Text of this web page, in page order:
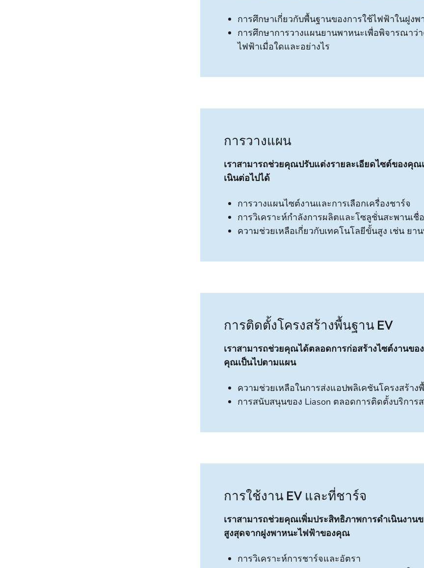
การศึกษาเกี่ยวกับพื้นฐานของการใช้ไฟฟ้าในฝูง
การศึกษาการวางแผนยานพาหนะเพื่อพิจารณาว่
ไฟฟ้าเมื่อใดและอย่างไร
การวางแผน
เราสามารถช่วยคุณปรับแต่งรายละเอียดไซต์ของคุ
เนินต่อไปได้
การวางแผนไซต์งานและการเลือกเครื่องชาร์จ
การวิเคราะห์กําลังการผลิตและโซลูชั่นสะพานเชื่
ความช่วยเหลือเกี่ยวกับเทคโนโลยีขั้นสูง เช่น ยา
การติดตั้งโครงสร้างพื้นฐาน EV
เราสามารถช่วยคุณได้ตลอดการก่อสร้างไซต์งานขอ
คุณเป็นไปตามแผน
ความช่วยเหลือในการส่งแอปพลิเคชันโครงสร้า
การสนับสนุนของ Liason ตลอดการติดตั้งบริกา
การใช้งาน EV และที่ชาร์จ
เราสามารถช่วยคุณเพิ่มประสิทธิภาพการดําเนินงาน
สูงสุดจากฝูงพาหนะไฟฟ้าของคุณ
การวิเคราะห์การชาร์จและอัตรา